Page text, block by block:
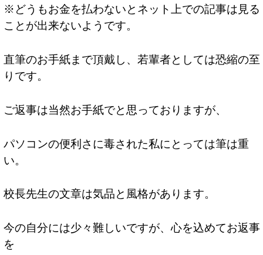
※どうもお金を払わないとネット上での記事は見る
ことが出来ないようです。
直筆のお手紙まで頂戴し、若輩者としては恐縮の至
りです。
ご返事は当然お手紙でと思っておりますが、
パソコンの便利さに毒された私にとっては筆は重
い。
校長先生の文章は気品と風格があります。
今の自分には少々難しいですが、心を込めてお返事
を